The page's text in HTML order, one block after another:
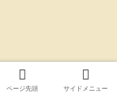
活ノート.
ページ先頭 サイドメニュー